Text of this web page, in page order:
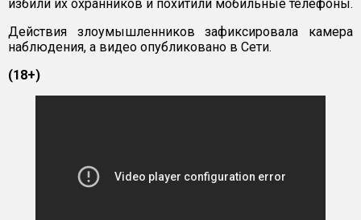
избили их охранников и похитили мобильные телефоны.
Действия злоумышленников зафиксировала камера
наблюдения, а видео опубликовано в Сети.
(18+)